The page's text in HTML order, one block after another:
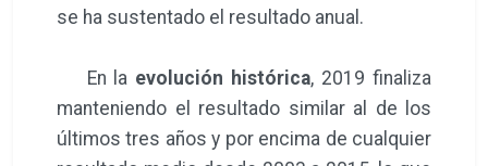
se ha sustentado el resultado anual.
En la evolución histórica, 2019 finaliza
manteniendo el resultado similar al de los
últimos tres años y por encima de cualquier